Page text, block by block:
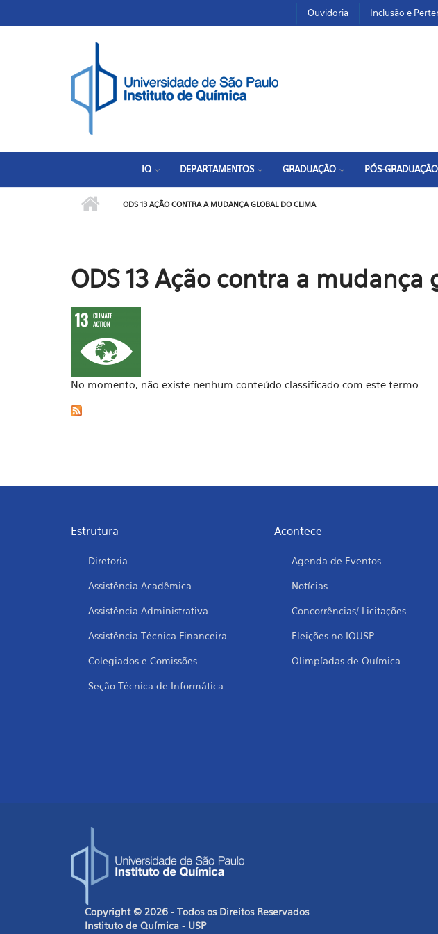
Ouvidoria Inclusão e
IQ DEPARTAMENTOS GRADUAÇÃO PÓS-GRADUAÇÃO
ODS 13 AÇÃO CONTRA A MUDANÇA GLOBAL DO CLIMA
ODS 13 Ação contra a
No momento, não existe nenhum conteúdo classificado com este termo.
Estrutura
Diretoria
Assistência Acadêmica
Assistência Administrativa
Assistência Técnica Financeira
Colegiados e Comissões
Seção Técnica de Informática
Acontece
Agenda de Eventos
Notícias
Concorrências/ Licitações
Eleições no IQUSP
Olimpíadas de Química
Copyright © 2026 - Todos os Direitos Reservados
Instituto de Química - USP